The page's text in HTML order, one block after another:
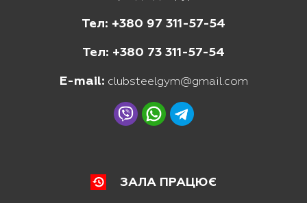
Тел: +380 97 311-57-54
Тел: +380 73 311-57-54
E-mail: clubsteelgym@gmail.com
ЗАЛА ПРАЦЮЄ